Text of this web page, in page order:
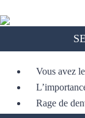
Vous avez
Rage de